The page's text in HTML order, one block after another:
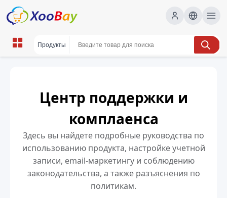
Центр поддержки и
комплаенса
Здесь вы найдете подробные руководства по
использованию продукта, настройке учетной
записи, email-маркетингу и соблюдению
законодательства, а также разъяснения по
политикам.